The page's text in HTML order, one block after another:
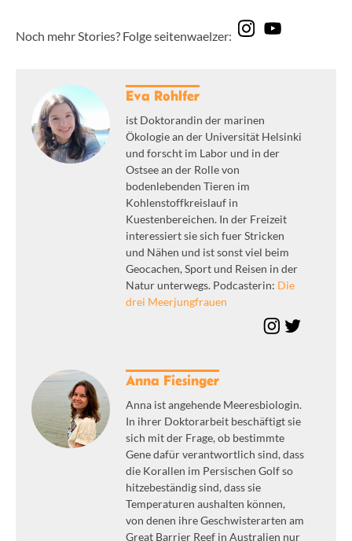
Noch mehr Stories? Folge seitenwaelzer:
Eva Rohlfer
ist Doktorandin der marinen
Ökologie an der Universität Helsinki
und forscht im Labor und in der
Ostsee an der Rolle von
bodenlebenden Tieren im
Kohlenstoffkreislauf in
Kuestenbereichen. In der Freizeit
interessiert sie sich fuer Stricken
und Nähen und ist sonst viel beim
Geocachen, Sport und Reisen in der
Natur unterwegs. Podcasterin: Die
drei Meerjungfrauen
Anna Fiesinger
Anna ist angehende Meeresbiologin.
In ihrer Doktorarbeit beschäftigt sie
sich mit der Frage, ob bestimmte
Gene dafür verantwortlich sind, dass
die Korallen im Persischen Golf so
hitzebeständig sind, dass sie
Temperaturen aushalten können,
von denen ihre Geschwisterarten am
Great Barrier Reef in Australien nur